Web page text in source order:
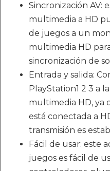
Sincronización AV:
multimedia a HD
de juegos a un
multimedia HD
sincronización de
Entrada y salida:
PlayStation1 2 3 a
multimedia HD, ya
está conectada a
transmisión es
Fácil de usar: este
juegos es fácil de